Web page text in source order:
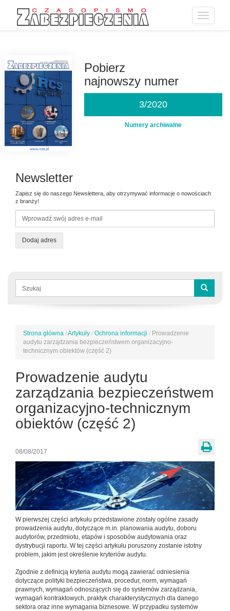
Toggle
Pobierz
najnowszy numer
3/2020
Numery archiwalne
Newsletter
Zapisz się do naszego Newslettera, aby otrzymywać informacje o nowościach
z branży!
Dodaj adres
Formularz
wyszukiwania
Jesteś
tutaj
Strona główna /Artykuły / Ochrona informacji / Prowadzenie
audytu zarządzania bezpieczeństwem organizacyjno-
technicznym obiektów (część 2)
Prowadzenie audytu
zarządzania bezpieczeństwem
organizacyjno-technicznym
obiektów (część 2)
08/08/2017
W pierwszej części artykułu przedstawione zostały ogólne zasady
prowadzenia audytu, dotyczące m.in. planowania audytu, doboru
audytorów, przedmiotu, etapów i sposobów audytowania oraz
dystrybucji raportu. W tej części artykułu poruszony zostanie istotny
problem, jakim jest określenie kryteriów audytu.
Zgodnie z definicją kryteria audytu mogą zawierać odniesienia
dotyczące polityki bezpieczeństwa, procedur, norm, wymagań
prawnych, wymagań odnoszących się do systemów zarządzania,
wymagań kontraktowych, praktyk charakterystycznych dla danego
sektora oraz inne wymagania biznesowe. W przypadku systemów